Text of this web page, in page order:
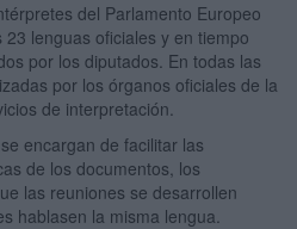
del Parlamento Europeo
lenguas oficiales y en tiempo
por los diputados. En todas las
por los órganos oficiales de la
de interpretación.
encargan de facilitar las
de los documentos, los
las reuniones se desarrollen
hablasen la misma lengua.